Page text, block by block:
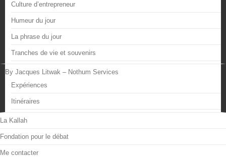
Culture d’entrepreneur
Humeur du jour
La phrase du jour
Tranches de vie et souvenirs
By Jacques Litwak – Nothum Services
Expériences
Itinéraires
La Kallah
Fondation pour le débat
Me contacter